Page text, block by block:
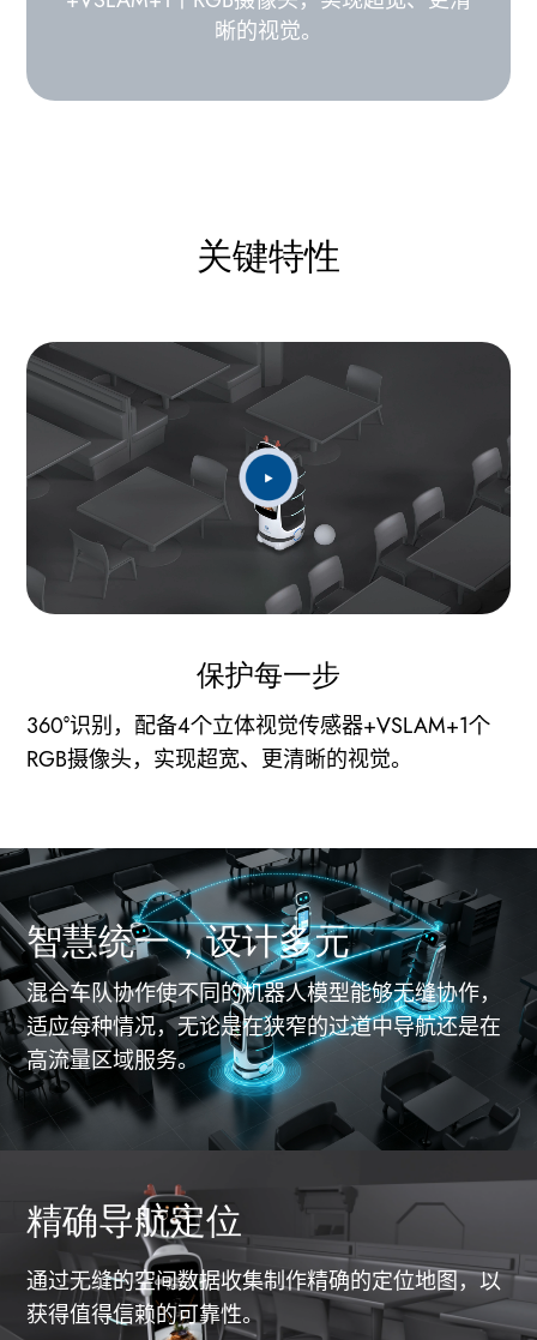
晰的视觉。
关键特性
保护每一步
360°识别，配备4个立体视觉传感器+VSLAM+1个
RGB摄像头，实现超宽、更清晰的视觉。
智慧统一，设计多元
混合车队协作使不同的机器人模型能够无缝协作，
适应每种情况，无论是在狭窄的过道中导航还是在
高流量区域服务。
精确导航定位
通过无缝的空间数据收集制作精确的定位地图，以
获得值得信赖的可靠性。